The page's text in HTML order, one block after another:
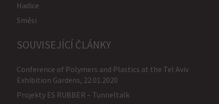
Hadice
Směsi
SOUVISEJÍCÍ ČLÁNKY
Conference of Polymers and Plastics at the Tel Aviv
Exhibition Gardens, 22.01.2020
Projekty ES RUBBER – Tunneltalk